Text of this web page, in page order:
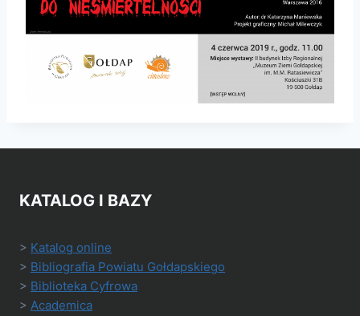
KATALOG I BAZY
> Katalog online
> Bibliografia Powiatu Gołdapskiego
> Biblioteka Cyfrowa
> Academica